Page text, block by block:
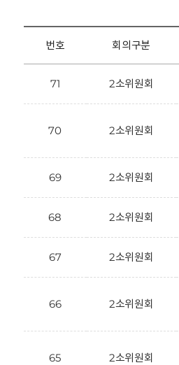
번호 회의구분
71 2소위원회
70 2소위원회
69 2소위원회
68 2소위원회
67 2소위원회
66 2소위원회
65 2소위원회